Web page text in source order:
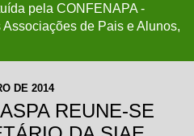
pela CONFENAPA -
de Pais e Alunos,
DE 2014
REUNE-SE